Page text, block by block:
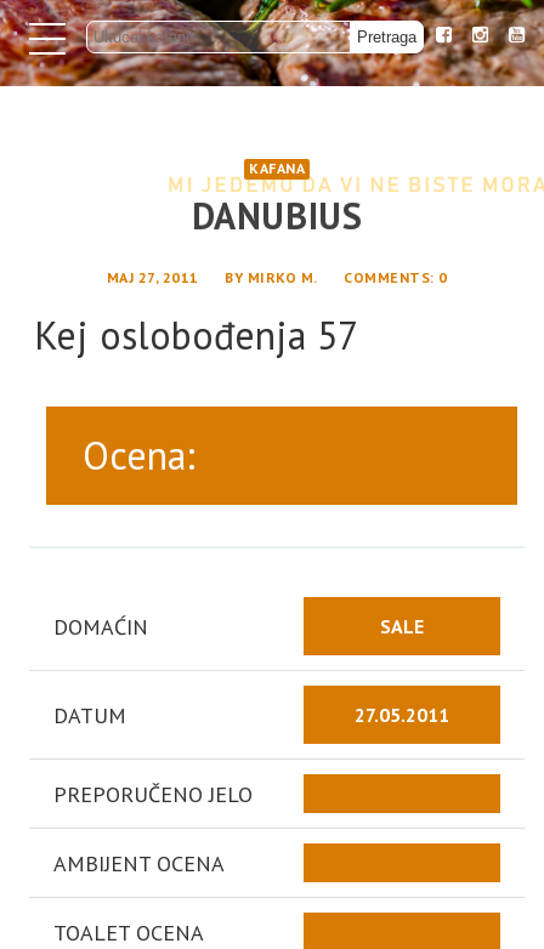
KAFANA
DANUBIUS
MAJ 27, 2011 BY MIRKO M. COMMENTS: 0
Kej oslobođenja 57
Ocena:
DOMAĆIN SALE
DATUM 27.05.2011
PREPORUČENO JELO
AMBIJENT OCENA
TOALET OCENA